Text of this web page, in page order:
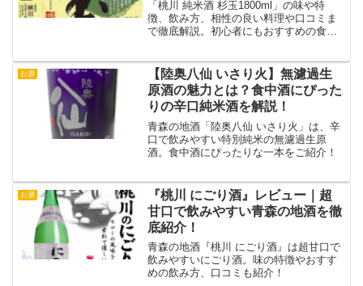
「桃川 純米酒 杉玉1800ml」の味や特
徴、飲み方、相性の良い料理や口コミま
で徹底解説。初心者にもおすすめの食中
お酒
【陸奥八仙 いさり火】無濾過生
原酒の魅力とは？食中酒にぴった
りの辛口純米酒を解説！
青森の地酒「陸奥八仙 いさり火」は、辛
口で飲みやすい特別純米の無濾過生原
酒。食中酒にぴったりな一本をご紹介！
お酒
『桃川 にごり酒』レビュー｜超
甘口で飲みやすい青森の地酒を徹
底紹介！
青森の地酒『桃川 にごり酒』は超甘口で
飲みやすいにごり酒。味の特徴やおすす
めの飲み方、口コミも紹介！